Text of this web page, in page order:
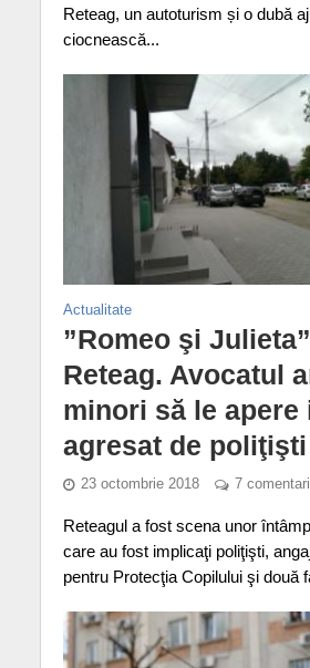
Reteag, un autoturism și o dubă
ciocnească...
Actualitate
”Romeo şi
Reteag. Avocatul
minori să le apere
agresat de poliţişti
23 octombrie 2018 7
Reteagul a fost scena unor
care au fost implicaţi poliţişti,
pentru Protecţia Copilului şi două